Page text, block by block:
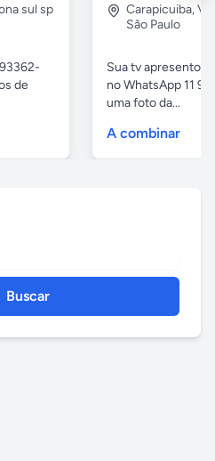
sul sp
de
Carapicuiba,
São Paulo
Sua tv apresentou
no WhatsApp 11
uma foto da...
A combinar
Buscar